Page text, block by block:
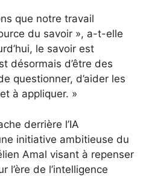
que notre travail
du savoir », a-t-elle
le savoir est
désormais d’être des
questionner, d’aider les
à appliquer. »
derrière l’IA
initiative ambitieuse du
Amal visant à repenser
l’ère de l’intelligence